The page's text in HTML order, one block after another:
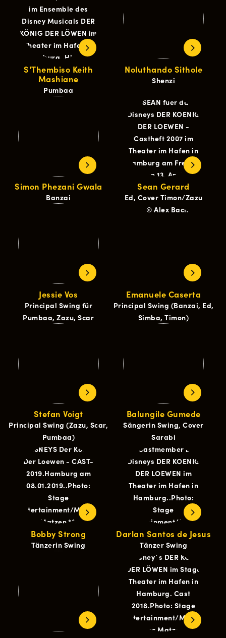
S'Thembiso Keith
Mashiane
Pumbaa
Noluthando Sithole
Shenzi
Simon Phezani Gwala
Banzai
Sean Gerard
Ed, Cover Timon/Zazu
Jessie Vos
Principal Swing für
Pumbaa, Zazu, Scar
Emanuele Caserta
Principal Swing (Banzai, Ed,
Simba, Timon)
Stefan Voigt
Principal Swing (Zazu, Scar,
Pumbaa)
Balungile Gumede
Sängerin Swing, Cover
Sarabi
Bobby Strong
Tänzerin Swing
Darlan Santos de Jesus
Tänzer Swing